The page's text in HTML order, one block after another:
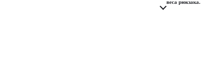
веса рюкзака.